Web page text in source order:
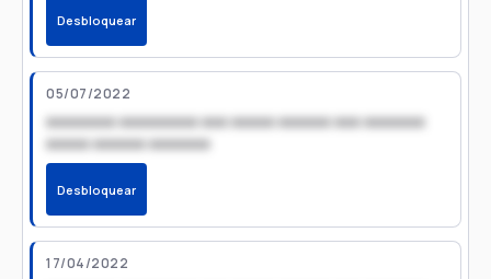
Desbloquear
05/07/2022
xxxxxxxx xxxxxxxxx xxx xxxxx xxxxxx xxx xxxxxxx
xxxxx xxxxxx xxxxxxx
Desbloquear
17/04/2022